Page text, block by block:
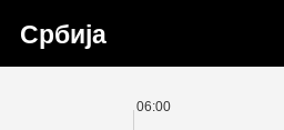
Србија
06:00